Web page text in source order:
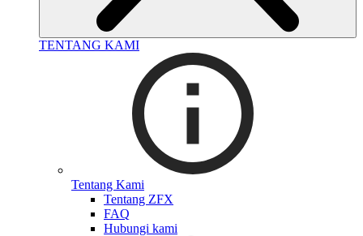
TENTANG KAMI
Tentang Kami
Tentang ZFX
FAQ
Hubungi kami